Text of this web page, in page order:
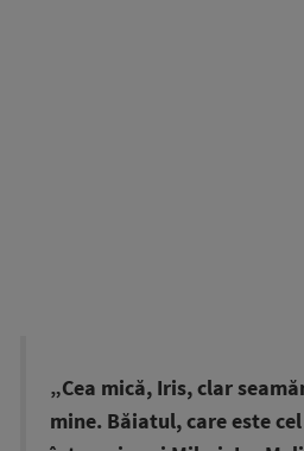
„Cea mică, Iris, clar
mine. Băiatul, care este